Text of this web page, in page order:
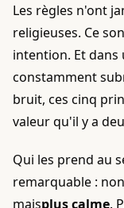
Les règles n'ont
religieuses. Ce
intention. Et dans
constamment
bruit, ces cinq
valeur qu'il y a
Qui les prend au
remarquable :
maisplus calme.